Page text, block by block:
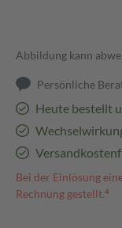
Abbildung kann
Persönliche
Heute bestellt
Bei der Einlösung
Rechnung gestellt.⁴